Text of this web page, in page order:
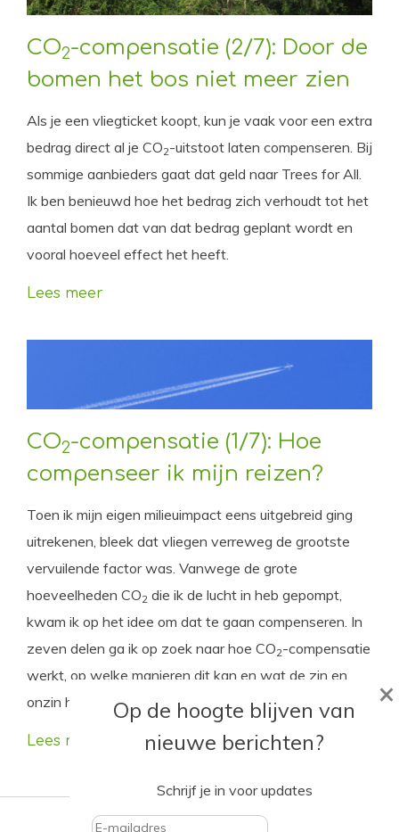
CO2-compensatie (2/7): Door de
bomen het bos niet meer zien
Als je een vliegticket koopt, kun je vaak voor een extra
bedrag direct al je CO2-uitstoot laten compenseren. Bij
sommige aanbieders gaat dat geld naar Trees for All.
Ik ben benieuwd hoe het bedrag zich verhoudt tot het
aantal bomen dat van dat bedrag geplant wordt en
vooral hoeveel effect het heeft.
Lees meer
CO2-compensatie (1/7): Hoe
compenseer ik mijn reizen?
Toen ik mijn eigen milieuimpact eens uitgebreid ging
uitrekenen, bleek dat vliegen verreweg de grootste
vervuilende factor was. Vanwege de grote
hoeveelheden CO2 die ik de lucht in heb gepompt,
kwam ik op het idee om dat te gaan compenseren. In
zeven delen ga ik op zoek naar hoe CO2-compensatie
werkt, op welke manieren dit kan en wat de zin en
onzin hiervan is.
Lees meer
Op de hoogte blijven van
nieuwe berichten?
Schrijf je in voor updates
×